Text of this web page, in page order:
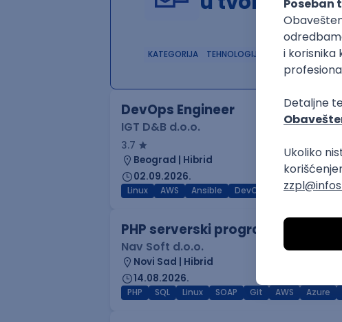
KATEGORIJA TEHNOLOGIJA POSLODAVAC
DevOps Engineer
IGT D&B d.o.o.
3.7
Beograd | Hibrid
02.09.2026.
Linux AWS Ansible DevOps Kubernetes
PHP serverski programer
Nav Soft d.o.o.
Novi Sad | Hibrid
14.08.2026.
PHP SQL Linux SOAP Git AWS Azure